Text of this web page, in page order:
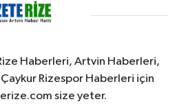
Haberleri, Artvin Haberleri,
Rizespor Haberleri için
size yeter.